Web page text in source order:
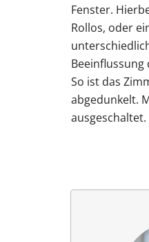
Fenster.
Rollos, oder
So ist das
abgedunkelt.
ausgeschaltet.